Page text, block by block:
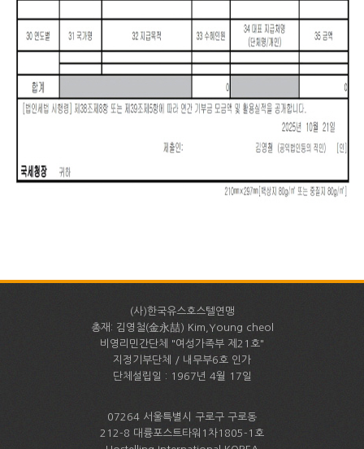
(사)한국유스호스텔연맹
총재: 김영철(金永喆) Kim,Young cheol
비영리민간단체 "여성가족부 제21호"
지정기부단체 / 내무부6호 인가
단체설립일 : 1967년 4월 17일
07264 서울특별시 구로구 구로동
212-8 대륭포스트타워1차1805-1호